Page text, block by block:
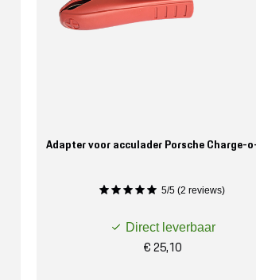
Adapter voor acculader Porsche Charge-
5/5 (2 reviews)
Direct leverbaar
€ 25,10